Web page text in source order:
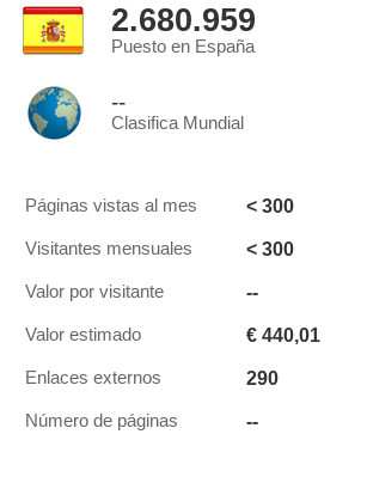
2.680.959
Puesto en España
--
Clasifica Mundial
Páginas vistas al mes < 300
Visitantes mensuales < 300
Valor por visitante --
Valor estimado € 440,01
Enlaces externos 290
Número de páginas --